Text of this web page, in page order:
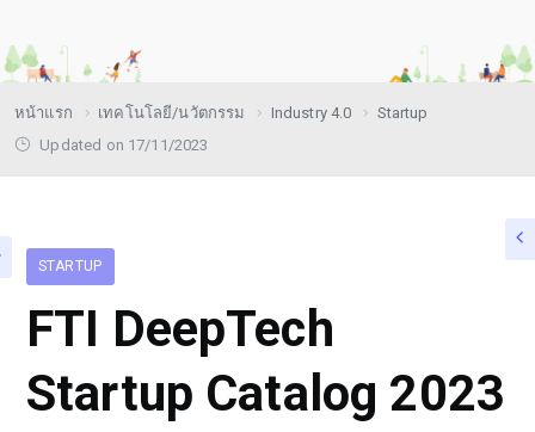
หน้าแรก เทคโนโลยี/นวัตกรรม Industry 4.0
Startup
Updated on 17/11/2023
STARTUP
FTI DeepTech
Startup Catalog 2023